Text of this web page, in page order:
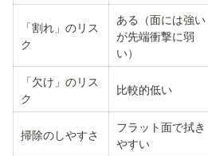
「割れ」のリス
ク
ある（面には強い
が先端衝撃に弱
い）
「欠け」のリス
ク
比較的低い
掃除のしやすさ
フラット面で拭き
やすい